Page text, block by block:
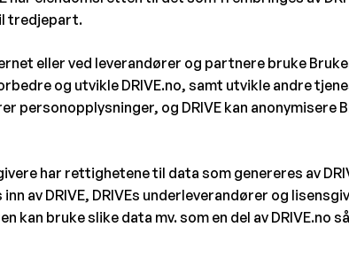
tredjepart.
eller ved leverandører og partnere bruke
og utvikle DRIVE.no, samt utvikle andre
personopplysninger, og DRIVE kan anonymisere
har rettighetene til data som genereres av
av DRIVE, DRIVEs underleverandører og
bruke slike data mv. som en del av DRIVE.no